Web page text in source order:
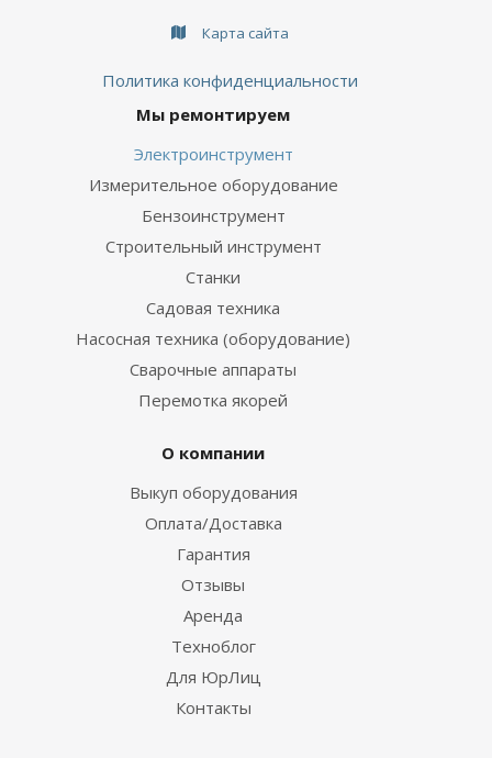
Карта сайта
Политика конфиденциальности
Мы ремонтируем
Электроинструмент
Измерительное оборудование
Бензоинструмент
Строительный инструмент
Станки
Садовая техника
Насосная техника (оборудование)
Сварочные аппараты
Перемотка якорей
О компании
Выкуп оборудования
Оплата/Доставка
Гарантия
Отзывы
Аренда
Техноблог
Для ЮрЛиц
Контакты